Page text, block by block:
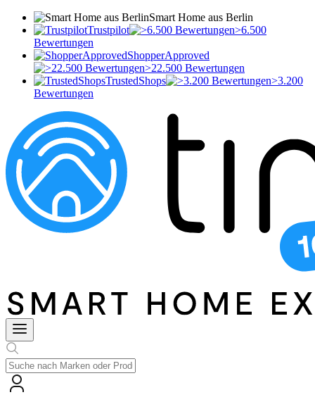
Smart Home aus Berlin
Trustpilot
>6.500
Bewertungen
ShopperApproved
>22.500 Bewertungen
TrustedShops
>3.200
Bewertungen